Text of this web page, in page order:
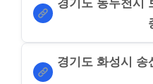
경기도 동두천시
경기도 화성시 송